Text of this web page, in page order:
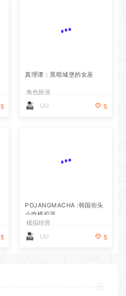
5
真理谭：黑暗城堡的女巫
角色扮演
UU
5
5
POJANGMACHA :韩国街头
小吃模拟器
模拟经营
UU
5